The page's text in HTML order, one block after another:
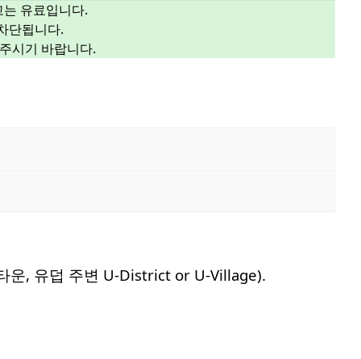
유료입니다.
단됩니다.
시기 바랍니다.
운, 유덥 주변 U-District or U-Village).